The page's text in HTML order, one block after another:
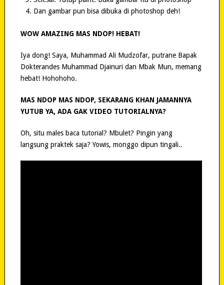
Dan gambar pun bisa dibuka di photoshop deh!
WOW AMAZING MAS NDOP! HEBAT!
Iya dong! Saya, Muhammad Ali Mudzofar, putrane Bapak
Dokterandes Muhammad Djainuri dan Mbak Mun, memang
hebat! Hohohoho.
MAS NDOP MAS NDOP, SEKARANG KHAN JAMANNYA
YUTUB YA, ADA GAK VIDEO TUTORIALNYA?
Oh, situ males baca tutorial? Mbulet? Pingin yang
langsung praktek saja? Yowis, monggo dipun tingali..